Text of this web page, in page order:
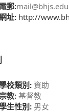
郵:
址: http://
校類別: 資助
教: 基督教
生性別: 男女